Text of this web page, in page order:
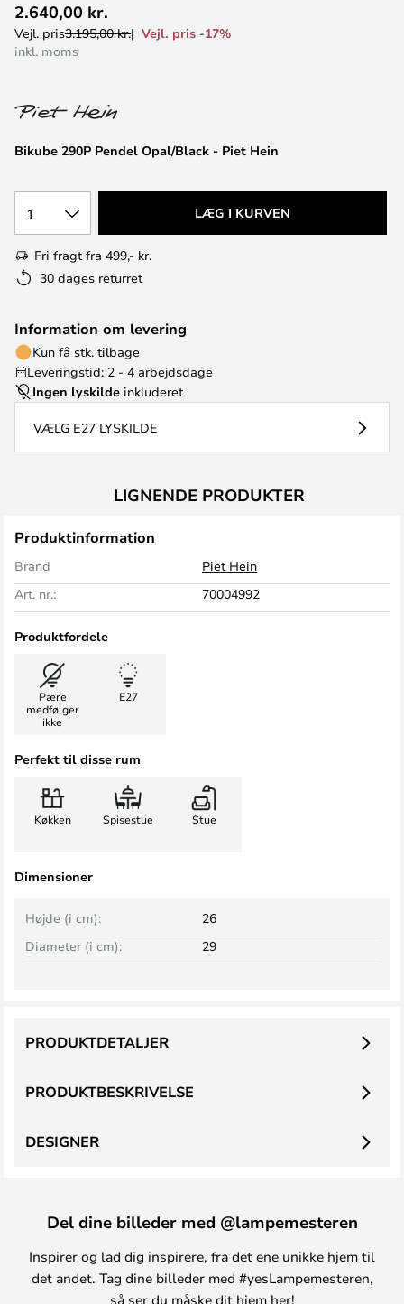
til
starten
Bikube 290P Pendel Opal/Black - Piet Hein
2.640,00 kr.
Vejl. pris3.195,00 kr.
Vejl. pris -17%
inkl. moms
1 LÆG I KURVEN
Fri fragt fra 499,- kr.
30 dages returret
Information om levering
Kun få stk. tilbage
Leveringstid: 2 - 4 arbejdsdage
Ingen lyskilde inkluderet
VÆLG E27 LYSKILDE
LIGNENDE PRODUKTER
Produktinformation
Brand
Piet Hein
Art. nr.:
70004992
Produktfordele
Pære
medfølger
ikke
E27
Perfekt til disse rum
Køkken Spisestue Stue
Dimensioner
Højde (i cm):
26
Diameter (i cm):
29
PRODUKTBESKRIVELSE
PRODUKTDETALJER
DESIGNER
Del dine billeder med @lampemesteren
Inspirer og lad dig inspirere, fra det ene unikke hjem til
det andet. Tag dine billeder med #yesLampemesteren,
så ser du måske dit hjem her!